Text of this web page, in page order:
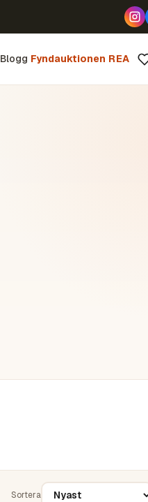
Blogg Fyndauktionen REA
Sortera